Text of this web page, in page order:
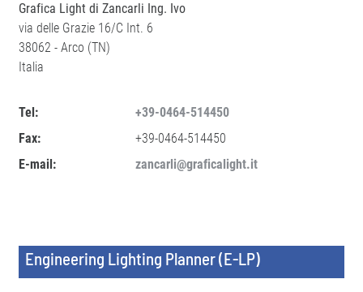
Grafica Light di Zancarli Ing. Ivo
via delle Grazie 16/C Int. 6
38062 - Arco (TN)
Italia
Tel:
+39-0464-514450
Fax:
+39-0464-514450
E-mail:
zancarli@graficalight.it
Engineering Lighting Planner (E-LP)